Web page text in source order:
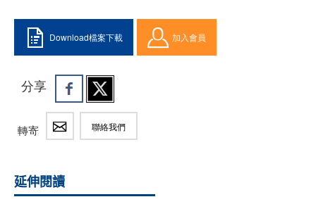
Download檔案下載 加入會員
分享
轉寄 聯絡我們
延伸閱讀